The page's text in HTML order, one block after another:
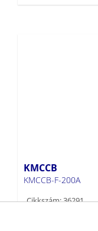
KMCCB
KMCCB-F-200A
Cikkszám: 36291